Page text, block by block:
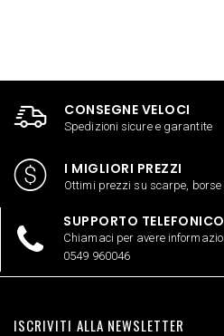
CONSEGNE VELOCI
Spedizioni sicure e garantite
I MIGLIORI PREZZI
Ottimi prezzi su scarpe,
SUPPORTO TELEFONICO
Chiamaci per avere
0549 960046
ISCRIVITI ALLA NEWSLETTER